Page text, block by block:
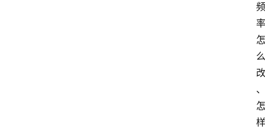
频
率
怎
么
改
、
怎
样